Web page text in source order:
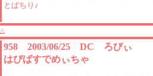
とぱちり♪
△
958 2003/06/25 DC ろびぃ
はぴばすでめぃちゃ